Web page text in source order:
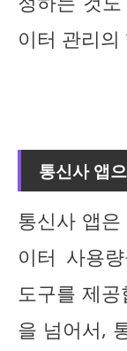
이터 관리
통신사 앱
통신사 앱
이터 사용
도구를 제
을 넘어서,